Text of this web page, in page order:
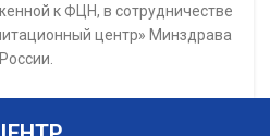
к ФЦН, в сотрудничестве
центр» Минздрава
России.